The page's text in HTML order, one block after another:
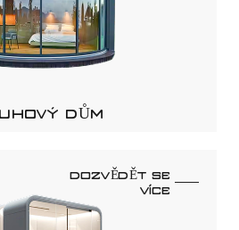
DŮM
DOZVĚDĚT SE
VÍCE